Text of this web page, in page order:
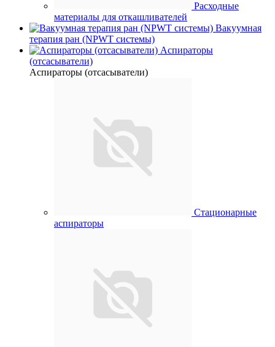
Расходные
материалы для откашливателей
Вакуумная
терапия ран (NPWT системы)
Аспираторы
(отсасыватели)
Аспираторы (отсасыватели)
Стационарные
аспираторы